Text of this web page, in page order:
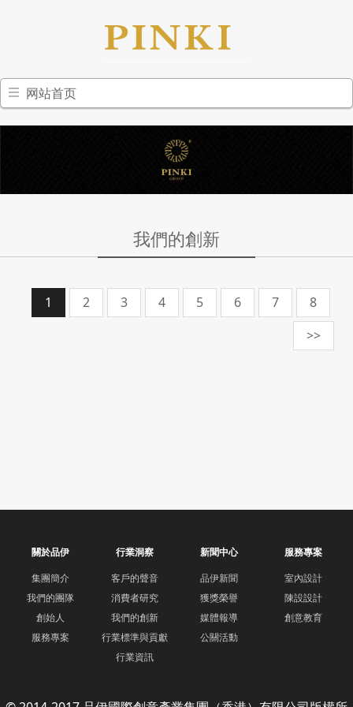
网站首页
我們的創新
1 2 3 4 5 6 7
8
>>
關於品伊
集團簡介
我們的團隊
創始人
服務專案
行業洞察
客戶的聲音
消費者研究
我們的創新
行業標準與貢獻
行業資訊
新聞中心
品伊新聞
獲獎榮譽
媒體報導
公關活動
服務專案
室內設計
陳設設計
創意教育